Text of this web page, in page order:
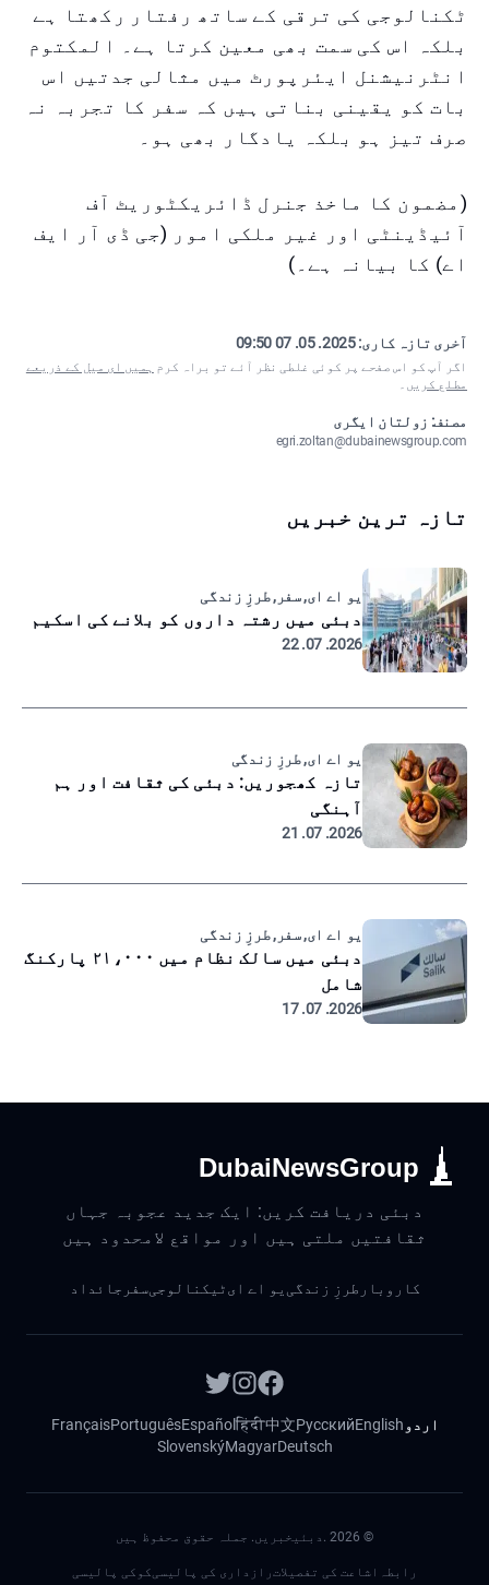
ٹکنالوجی کی ترقی کے ساتھ رفتار رکھتا ہے
بلکہ اس کی سمت بھی معین کرتا ہے۔ المکتوم
انٹرنیشنل ایئرپورٹ میں مثالی جدتیں اس
بات کو یقینی بناتی ہیں کہ سفر کا تجربہ نہ
صرف تیز ہو بلکہ یادگار بھی ہو۔
(مضمون کا ماخذ جنرل ڈائریکٹوریٹ آف
آئیڈینٹی اور غیر ملکی امور (جی ڈی آر ایف
اے) کا بیانہ ہے۔)
آخری تازہ کاری:2025. 05. 07 09:50
اگر آپ کو اس صفحے پر کوئی غلطی نظر آئے تو براہ کرم ہمیں ای میل کے ذریعے
مطلع کریں ۔
مصنف: زولتان ایگری
egri.zoltan@dubainewsgroup.com
تازہ ترین خبریں
یو اے ای, سفر, طرزِ زندگی
دبئی میں رشتہ داروں کو بلانے کی اسکیم
2026. 07. 22
یو اے ای, طرزِ زندگی
تازہ کھجوریں: دبئی کی ثقافت اور ہم
آہنگی
2026. 07. 21
یو اے ای, سفر, طرزِ زندگی
دبئی میں سالک نظام میں ۲۱،۰۰۰ پارکنگ
شامل
2026. 07. 17
DubaiNewsGroup
دبئی دریافت کریں: ایک جدید عجوبہ جہاں
ثقافتیں ملتی ہیں اور مواقع لامحدود ہیں
کاروبار طرزِ زندگی یو اے ایٹیکنالوجیسفر جائداد
اردو English
Русский
中文
हिंदी
Español
Português
Français
Deutsch
Magyar
Slovenský
©
2026 .دبئیخبریں. جملہ حقوق محفوظ ہیں
رابطہ اشاعت کی تفصیلاترازداری کی پالیسیکوکی پالیسی